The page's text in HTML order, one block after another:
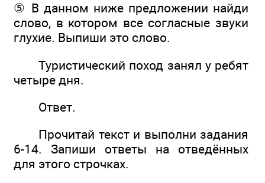
⑤ В данном ниже предложении найди
слово, в котором все согласные звуки
глухие. Выпиши это слово.
Туристический поход занял у ребят
четыре дня.
Ответ.
Прочитай текст и выполни задания
6-14. Запиши ответы на отведённых
для этого строчках.